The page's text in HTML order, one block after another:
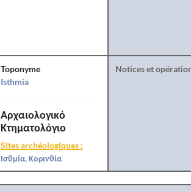
Toponyme
Isthmia
Αρχαιολογικό
Κτηματολόγιο
Sites archéologiques :
Ισθμία, Κορινθία
Notices et